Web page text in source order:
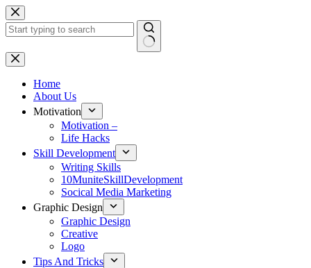
Skip
to
content
No
results
Home
About Us
Motivation
Motivation –
Life Hacks
Skill Development
Writing Skills
10MuniteSkillDevelopment
Socical Media Marketing
Graphic Design
Graphic Design
Creative
Logo
Tips And Tricks